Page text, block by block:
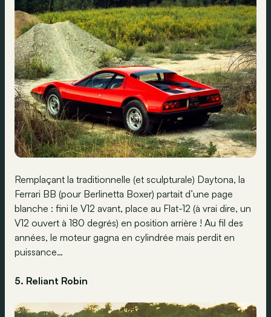
Remplaçant la traditionnelle (et sculpturale) Daytona, la
Ferrari BB (pour Berlinetta Boxer) partait d’une page
blanche : fini le V12 avant, place au Flat-12 (à vrai dire, un
V12 ouvert à 180 degrés) en position arrière ! Au fil des
années, le moteur gagna en cylindrée mais perdit en
puissance…
5. Reliant Robin